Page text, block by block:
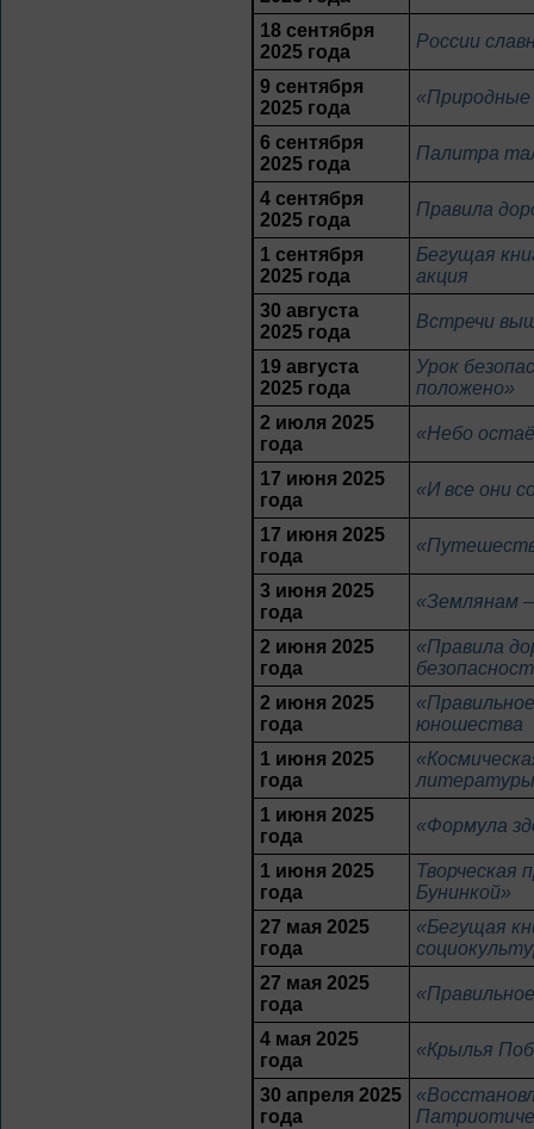
18 сентября
2025 года
России
9 сентября
2025 года
«Природные
6 сентября
2025 года
Палитра
4 сентября
2025 года
Правила
1 сентября
2025 года
Бегущая
акция
30 августа
2025 года
Встречи
19 августа
2025 года
Урок
положено»
2 июля 2025
года
«Небо
17 июня 2025
года
«И все они
17 июня 2025
года
3 июня 2025
года
«Землянам
2 июня 2025
года
«Правила
2 июня 2025
года
юношества
1 июня 2025
года
литературы
1 июня 2025
года
«Формула
1 июня 2025
года
Творческая
Бунинкой»
27 мая 2025
года
«Бегущая
27 мая 2025
года
4 мая 2025
года
«Крылья
30 апреля 2025
года